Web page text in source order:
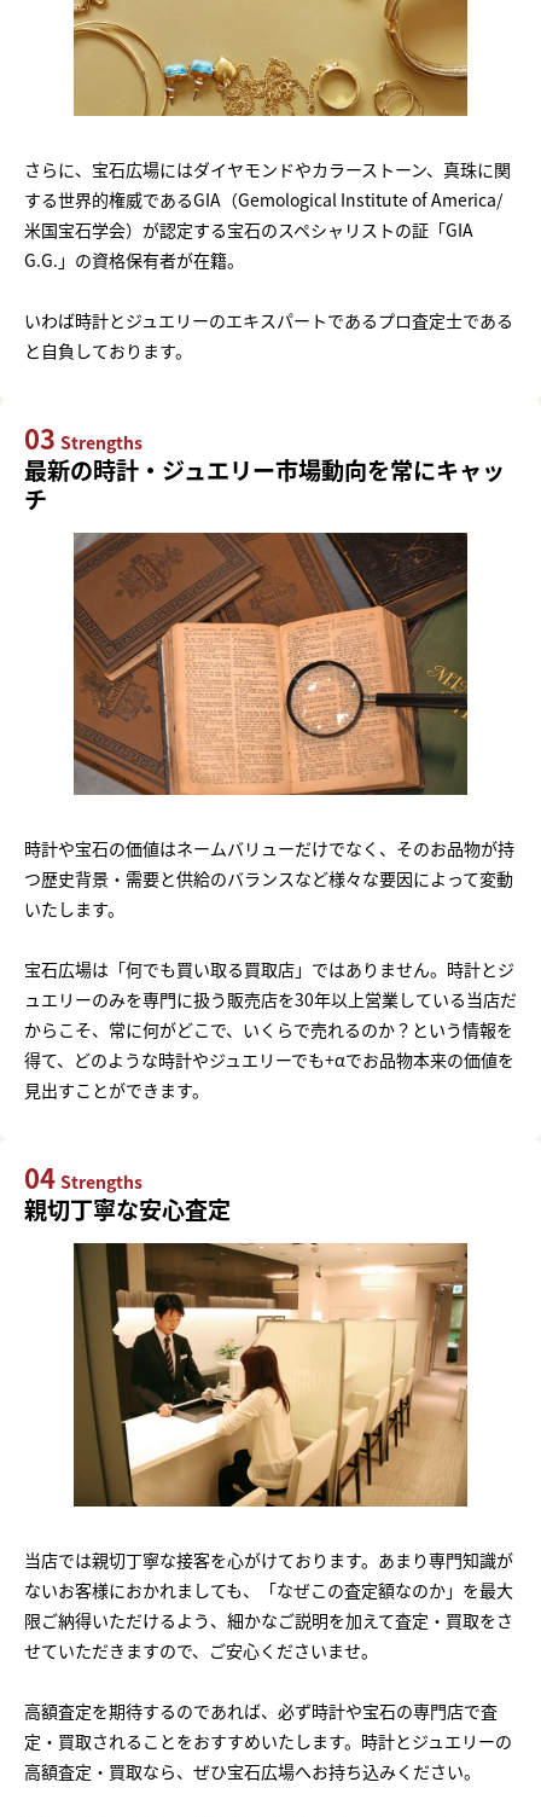
さらに、宝石広場にはダイヤモンドやカラーストーン、真珠に関
する世界的権威であるGIA（Gemological Institute of America/
米国宝石学会）が認定する宝石のスペシャリストの証「GIA
G.G.」の資格保有者が在籍。
いわば時計とジュエリーのエキスパートであるプロ査定士である
と自負しております。
03 Strengths
最新の時計・ジュエリー市場動向を常にキャッ
チ
時計や宝石の価値はネームバリューだけでなく、そのお品物が持
つ歴史背景・需要と供給のバランスなど様々な要因によって変動
いたします。
宝石広場は「何でも買い取る買取店」ではありません。時計とジ
ュエリーのみを専門に扱う販売店を30年以上営業している当店だ
からこそ、常に何がどこで、いくらで売れるのか？という情報を
得て、どのような時計やジュエリーでも+αでお品物本来の価値を
見出すことができます。
04 Strengths
親切丁寧な安心査定
当店では親切丁寧な接客を心がけております。あまり専門知識が
ないお客様におかれましても、「なぜこの査定額なのか」を最大
限ご納得いただけるよう、細かなご説明を加えて査定・買取をさ
せていただきますので、ご安心くださいませ。
高額査定を期待するのであれば、必ず時計や宝石の専門店で査
定・買取されることをおすすめいたします。時計とジュエリーの
高額査定・買取なら、ぜひ宝石広場へお持ち込みください。